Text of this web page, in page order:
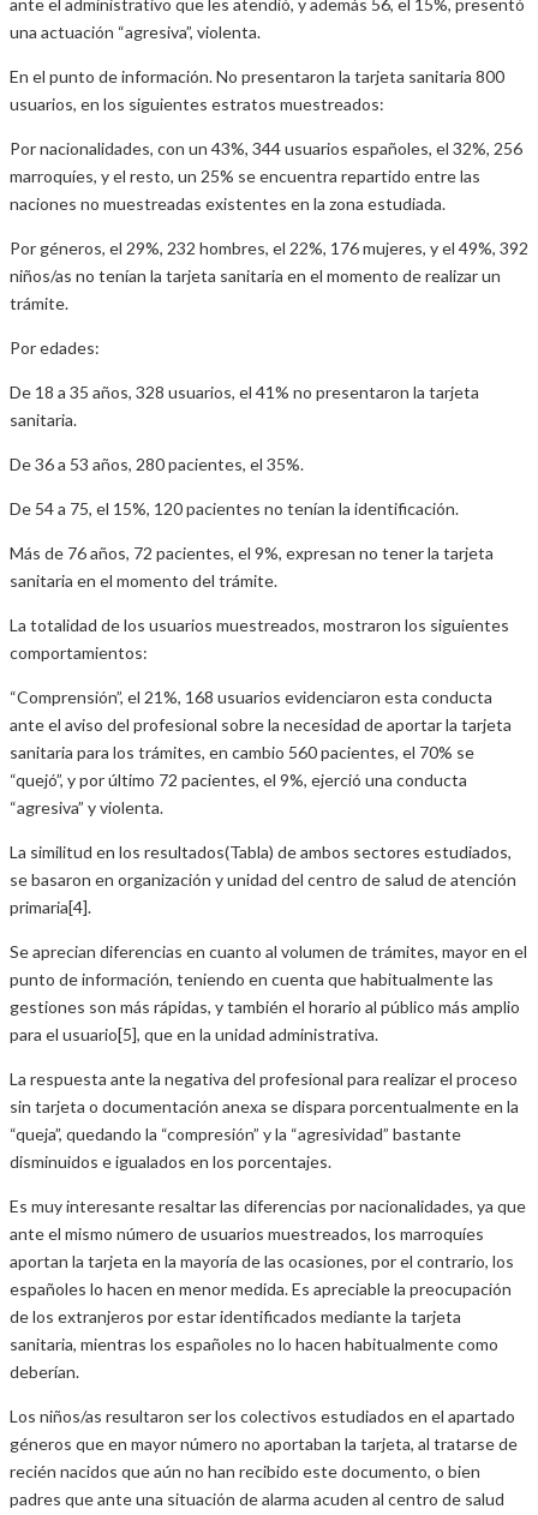
ante el administrativo que les atendió, y además 56, el 15%, presentó
una actuación “agresiva”, violenta.
En el punto de información. No presentaron la tarjeta sanitaria 800
usuarios, en los siguientes estratos muestreados:
Por nacionalidades, con un 43%, 344 usuarios españoles, el 32%, 256
marroquíes, y el resto, un 25% se encuentra repartido entre las
naciones no muestreadas existentes en la zona estudiada.
Por géneros, el 29%, 232 hombres, el 22%, 176 mujeres, y el 49%, 392
niños/as no tenían la tarjeta sanitaria en el momento de realizar un
trámite.
Por edades:
De 18 a 35 años, 328 usuarios, el 41% no presentaron la tarjeta
sanitaria.
De 36 a 53 años, 280 pacientes, el 35%.
De 54 a 75, el 15%, 120 pacientes no tenían la identificación.
Más de 76 años, 72 pacientes, el 9%, expresan no tener la tarjeta
sanitaria en el momento del trámite.
La totalidad de los usuarios muestreados, mostraron los siguientes
comportamientos:
“Comprensión”, el 21%, 168 usuarios evidenciaron esta conducta
ante el aviso del profesional sobre la necesidad de aportar la tarjeta
sanitaria para los trámites, en cambio 560 pacientes, el 70% se
“quejó”, y por último 72 pacientes, el 9%, ejerció una conducta
“agresiva” y violenta.
La similitud en los resultados(Tabla) de ambos sectores estudiados,
se basaron en organización y unidad del centro de salud de atención
primaria[4].
Se aprecian diferencias en cuanto al volumen de trámites, mayor en el
punto de información, teniendo en cuenta que habitualmente las
gestiones son más rápidas, y también el horario al público más amplio
para el usuario[5], que en la unidad administrativa.
La respuesta ante la negativa del profesional para realizar el proceso
sin tarjeta o documentación anexa se dispara porcentualmente en la
“queja”, quedando la “compresión” y la “agresividad” bastante
disminuidos e igualados en los porcentajes.
Es muy interesante resaltar las diferencias por nacionalidades, ya que
ante el mismo número de usuarios muestreados, los marroquíes
aportan la tarjeta en la mayoría de las ocasiones, por el contrario, los
españoles lo hacen en menor medida. Es apreciable la preocupación
de los extranjeros por estar identificados mediante la tarjeta
sanitaria, mientras los españoles no lo hacen habitualmente como
deberían.
Los niños/as resultaron ser los colectivos estudiados en el apartado
géneros que en mayor número no aportaban la tarjeta, al tratarse de
recién nacidos que aún no han recibido este documento, o bien
padres que ante una situación de alarma acuden al centro de salud